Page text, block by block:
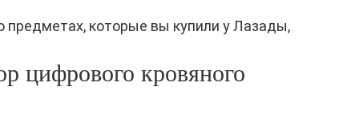
предметах, которые вы купили у Лазады,
цифрового кровяного